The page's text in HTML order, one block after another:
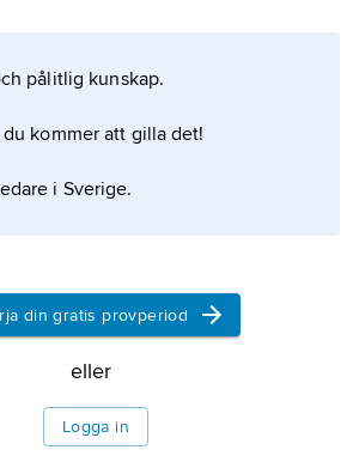
om artikeln
pålitlig kunskap.
du kommer att gilla det!
i Sverige.
din gratis provperiod
eller
Logga in